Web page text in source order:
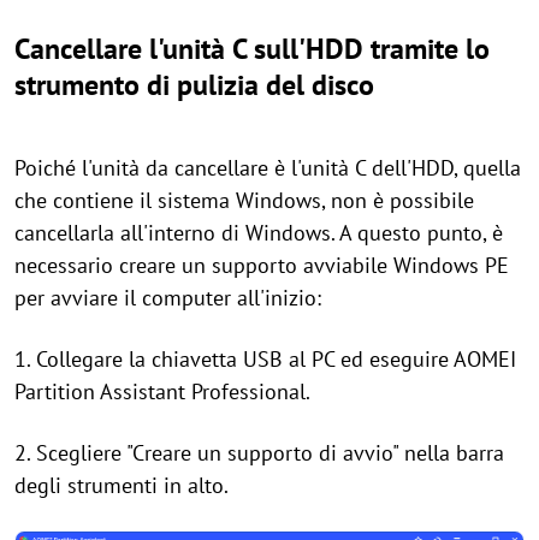
Cancellare l'unità C sull'HDD tramite lo
strumento di pulizia del disco
Poiché l'unità da cancellare è l'unità C dell'HDD, quella
che contiene il sistema Windows, non è possibile
cancellarla all'interno di Windows. A questo punto, è
necessario creare un supporto avviabile Windows PE
per avviare il computer all'inizio:
1. Collegare la chiavetta USB al PC ed eseguire AOMEI
Partition Assistant Professional.
2. Scegliere "Creare un supporto di avvio" nella barra
degli strumenti in alto.